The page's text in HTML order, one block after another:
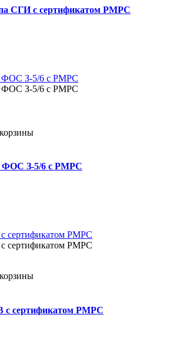
СГИ с сертификатом РМРС
ФОС З-5/6 с РМРС
с сертификатом РМРС